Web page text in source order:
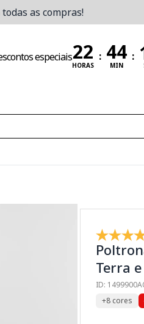
as compras!
especiais
HORAS
:
MIN
:
Terra
ID:
+8 cores